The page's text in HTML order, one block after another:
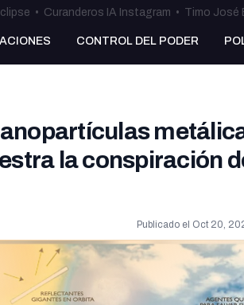
• Curanderos IA Instagram • Timo José
CONTROL DEL PODER
la conspiración
Publicado el Oct 20,